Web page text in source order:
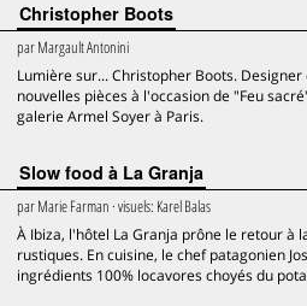
Christopher Boots
parMargault Antonini
Lumière sur... Christopher Boots.
nouvelles pièces à l'occasion de "Feu
galerie Armel Soyer à Paris.
Slow food à La Granja
parMarie Farman · visuels: Karel Balas
À Ibiza, l'hôtel La Granja prône le retour à
rustiques. En cuisine, le chef patagonien
ingrédients 100% locavores choyés du